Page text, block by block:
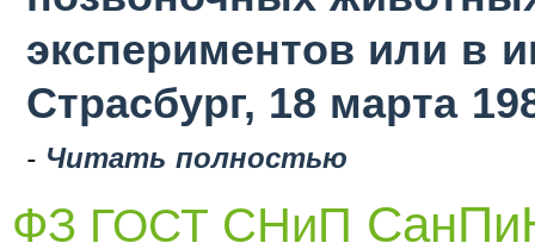
экспериментов или в
Страсбург, 18 марта
- Читать полностью
ФЗ ГОСТ СНиП